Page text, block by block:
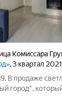
Комиссара
, 3 квартал 2021
В продаже
гopoд",